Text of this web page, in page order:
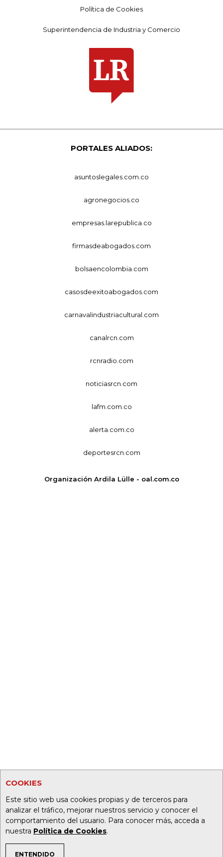
COOKIES
Este sitio web usa cookies propias y de terceros para
analizar el tráfico, mejorar nuestros servicio y conocer el
comportamiento del usuario. Para conocer más, acceda a
nuestra Política de Cookies.
ENTENDIDO
Política de Cookies
Superintendencia de Industria y Comercio
PORTALES ALIADOS:
asuntoslegales.com.co
agronegocios.co
empresas.larepublica.co
firmasdeabogados.com
bolsaencolombia.com
casosdeexitoabogados.com
carnavalindustriacultural.com
canalrcn.com
rcnradio.com
noticiasrcn.com
lafm.com.co
alerta.com.co
deportesrcn.com
Organización Ardila Lülle - oal.com.co